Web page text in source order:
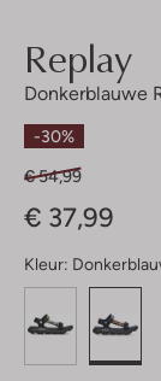
Replay
Donkerblauwe
-30%
€ 54,99
€ 37,99
Kleur: